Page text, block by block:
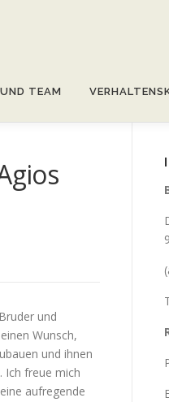
TEAM
und
Wunsch,
und ihnen
Ich freue mich
aufregende